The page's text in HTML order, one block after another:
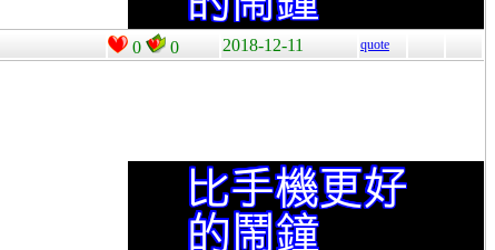
0 0 2018-12-11 quote